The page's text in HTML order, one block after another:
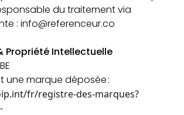
du traitement via
: info@referenceur.co
Propriété Intellectuelle
une marque déposée :
fr/registre-des-marques?